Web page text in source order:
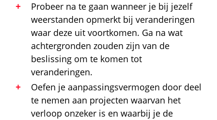
Probeer na te gaan wanneer je bij jezelf
weerstanden opmerkt bij veranderingen
waar deze uit voortkomen. Ga na wat
achtergronden zouden zijn van de
beslissing om te komen tot
veranderingen.
Oefen je aanpassingsvermogen door deel
te nemen aan projecten waarvan het
verloop onzeker is en waarbij je de